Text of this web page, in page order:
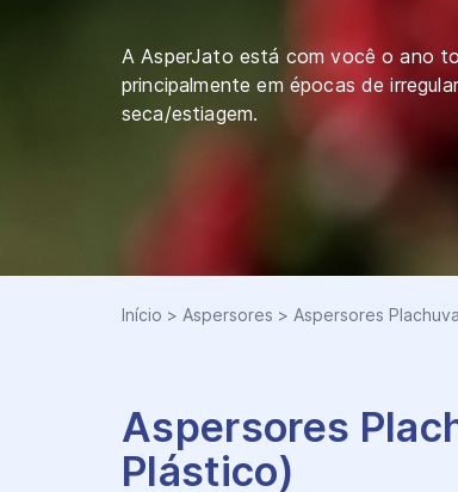
A AsperJato está com você o ano
principalmente em épocas de
seca/estiagem.
Início > Aspersores > Aspersores
Aspersores
Plástico)